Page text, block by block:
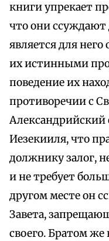
книги упрекает
что они ссуждают
является для
их истинными
поведение их
противоречии с
Александрийский
Иезекииля, что
должнику залог,
и не требует
другом месте он
Завета,
своего. Братом же